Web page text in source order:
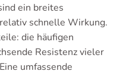
ein breites
schnelle Wirkung.
die häufigen
Resistenz vieler
umfassende